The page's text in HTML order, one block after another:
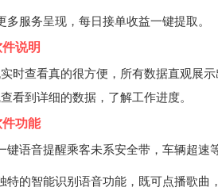
多服务呈现，每日接单收益一键提取。
说明
时查看真的很方便，所有数据直观展
看到详细的数据，了解工作进度。
件功能
键语音提醒乘客未系安全带，车辆超速
特的智能识别语音功能，既可点播歌曲